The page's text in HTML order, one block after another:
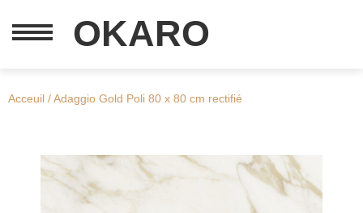
OKARO
Acceuil / Adaggio Gold Poli 80 x 80 cm rectifié